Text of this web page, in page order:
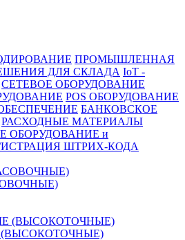
ПРОМЫШЛЕННАЯ
ДЛЯ СКЛАДА IoT -
СЕТЕВОЕ ОБОРУДОВАНИЕ
POS ОБОРУДОВАНИЕ
БАНКОВСКОЕ
РАСХОДНЫЕ МАТЕРИАЛЫ
ОБОРУДОВАНИЕ и
ШТРИХ-КОДА